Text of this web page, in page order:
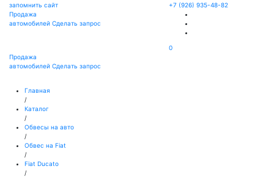
запомнить сайт
Продажа
автомобилей Сделать запрос
+7 (926) 935-48-82
0
Продажа
автомобилей Сделать запрос
Главная
/
Каталог
/
Обвесы на авто
/
Обвес на Fiat
/
Fiat Ducato
/